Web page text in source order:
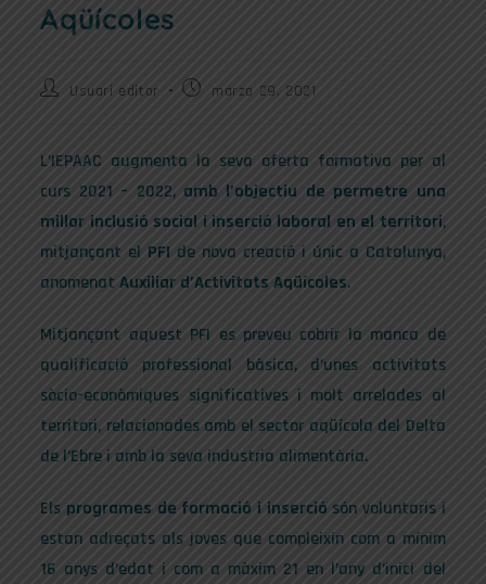
Aqüícoles
Usuari editor marzo 29, 2021
L’IEPAAC augmenta la seva oferta formativa per al
curs 2021 – 2022,amb l’objectiu de permetre una
millor inclusió social i inserció laboral en el territori,
mitjançant el PFI de nova creació i únic a Catalunya,
anomenatAuxiliar d’Activitats Aqüícoles.
Mitjançant aquest PFI es preveu cobrir la manca de
qualificació professional bàsica, d’unes activitats
sòcio-econòmiques significatives i molt arrelades al
territori, relacionades amb el sector aqüícola del Delta
de l’Ebre i amb la seva industria alimentària.
Els programes de formació i inserció són voluntaris i
estan adreçats als joves que compleixin com a mínim
16 anys d’edat i com a màxim 21 en l’any d’inici del